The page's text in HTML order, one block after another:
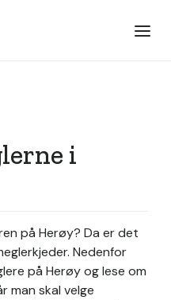
i
på Herøy? Da er det
Nedenfor
på Herøy og lese om
man skal velge